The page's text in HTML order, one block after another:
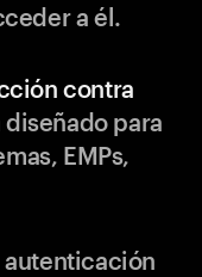
a él.
contra
diseñado para
EMPs,
autenticación